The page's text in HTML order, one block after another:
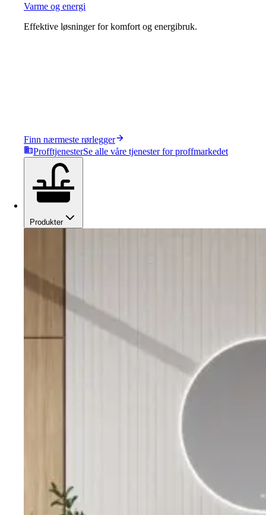
Varme og energi
Effektive løsninger for komfort og energibruk.
Finn nærmeste rørlegger
ProfftjenesterSe alle våre tjenester for proffmarkedet
Produkter